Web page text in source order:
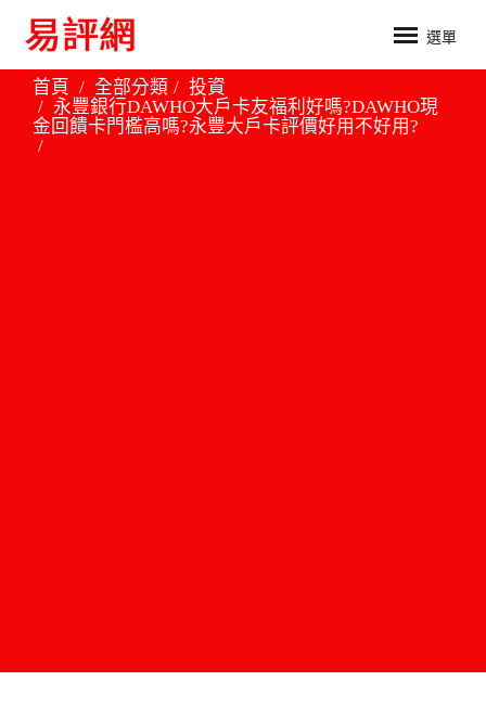
選單
首頁 全部分類
投資
永豐銀行DAWHO大戶卡友福利好嗎?DAWHO現
金回饋卡門檻高嗎?永豐大戶卡評價好用不好用?